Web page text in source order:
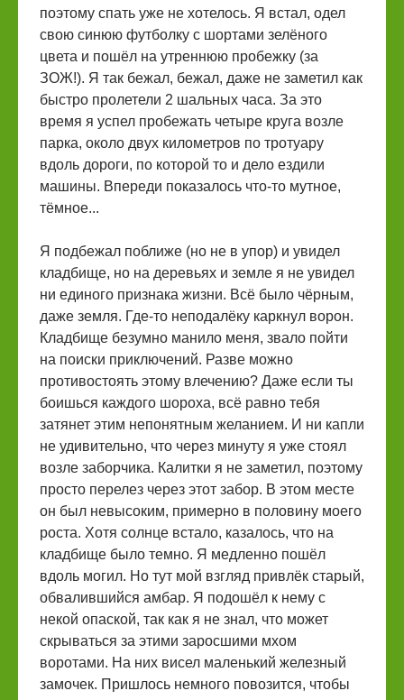
поэтому спать уже не хотелось. Я встал, одел
свою синюю футболку с шортами зелёного
цвета и пошёл на утреннюю пробежку (за
ЗОЖ!). Я так бежал, бежал, даже не заметил как
быстро пролетели 2 шальных часа. За это
время я успел пробежать четыре круга возле
парка, около двух километров по тротуару
вдоль дороги, по которой то и дело ездили
машины. Впереди показалось что-то мутное,
тёмное...
Я подбежал поближе (но не в упор) и увидел
кладбище, но на деревьях и земле я не увидел
ни единого признака жизни. Всё было чёрным,
даже земля. Где-то неподалёку каркнул ворон.
Кладбище безумно манило меня, звало пойти
на поиски приключений. Разве можно
противостоять этому влечению? Даже если ты
боишься каждого шороха, всё равно тебя
затянет этим непонятным желанием. И ни капли
не удивительно, что через минуту я уже стоял
возле заборчика. Калитки я не заметил, поэтому
просто перелез через этот забор. В этом месте
он был невысоким, примерно в половину моего
роста. Хотя солнце встало, казалось, что на
кладбище было темно. Я медленно пошёл
вдоль могил. Но тут мой взгляд привлёк старый,
обвалившийся амбар. Я подошёл к нему с
некой опаской, так как я не знал, что может
скрываться за этими заросшими мхом
воротами. На них висел маленький железный
замочек. Пришлось немного повозится, чтобы